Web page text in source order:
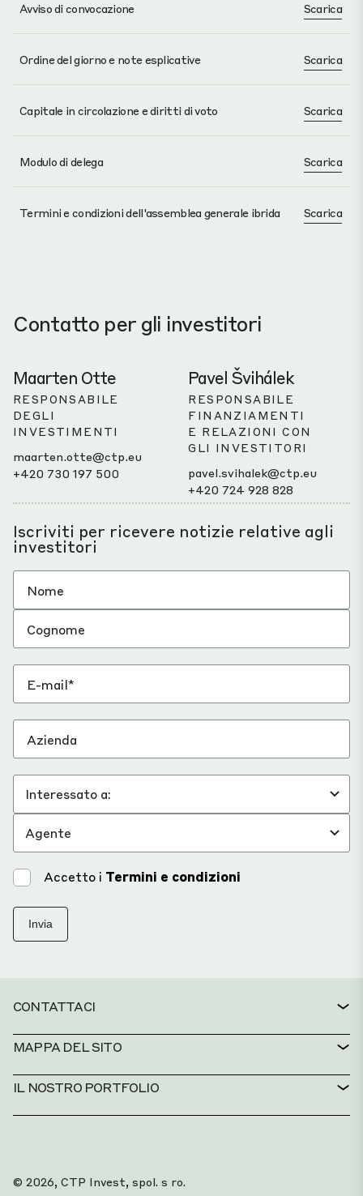
Avviso di convocazione Scarica
Ordine del giorno e note esplicative Scarica
Capitale in circolazione e diritti di voto Scarica
Modulo di delega Scarica
Termini e condizioni dell'assemblea generale ibrida Scarica
Contatto per gli investitori
Maarten Otte
RESPONSABILE
DEGLI
INVESTIMENTI
maarten.otte@ctp.eu
+420 730 197 500
Pavel Švihálek
RESPONSABILE
FINANZIAMENTI
E RELAZIONI CON
GLI INVESTITORI
pavel.svihalek@ctp.eu
+420 724 928 828
Iscriviti per ricevere notizie relative agli
investitori
Accetto i Termini e condizioni
Invia
CONTATTACI
CONTATTO
SERVIZIO ASSISTENZA
PORTALE PER I WHISTLEBLOWER
MAPPA DEL SITO
RICERCA IMMOBILI
SOSTENIBILITÀ
CHI SIAMO
IL NOSTRO PORTFOLIO
I 20 MIGLIORI PARCHI
© 2026, CTP Invest, spol. s ro.